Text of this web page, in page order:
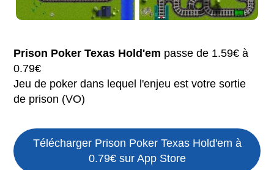
Prison Poker Texas Hold'em passe de 1.59€ à
0.79€
Jeu de poker dans lequel l'enjeu est votre sortie
de prison (VO)
Télécharger Prison Poker Texas Hold'em à
0.79€ sur App Store